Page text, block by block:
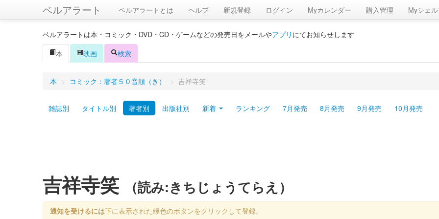
ベルアラート ベルアラートとは ヘルプ 新規登録 ログイン Myカレンダー 購入管理 Myシェル
ベルアラートは本・コミック・DVD・CD・ゲームなどの発売日をメールやアプリ にてお知らせします
本
映画 検索
本 > コミック：著者５０音順（き） > 吉祥寺笑
雑誌別 タイトル別 著者別 出版社別 新着 ランキング 7月発売 8月発売 9月発売 10月発売
吉祥寺笑 （読み:きちじょうてらえ）
通知を受けるには下に表示された緑色のボタンをクリックして登録。